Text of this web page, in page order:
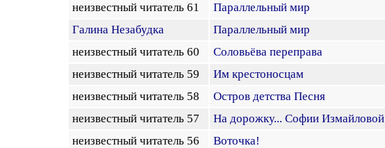
неизвестный читатель 61
Параллельный мир
Галина Незабудка
Параллельный мир
неизвестный читатель 60
Соловьёва переправа
неизвестный читатель 59
Им крестоносцам
неизвестный читатель 58
Остров детства Песня
неизвестный читатель 57
На дорожку... Софии Измайловой
неизвестный читатель 56
Воточка!